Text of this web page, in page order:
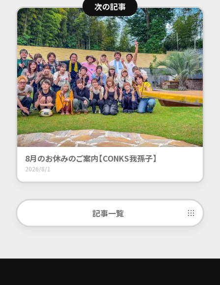
次の記事
8月のお休みのご案内【CONKS我孫子】
2026/8/1
記事一覧